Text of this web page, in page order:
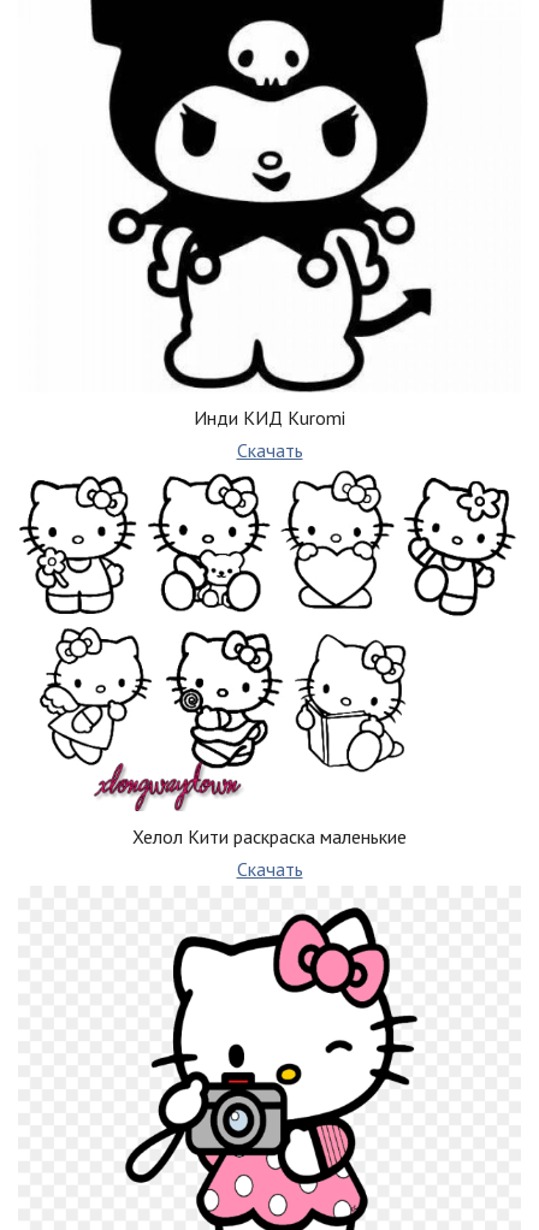
Инди КИД Kuromi
Скачать
Хелол Кити раскраска маленькие
Скачать